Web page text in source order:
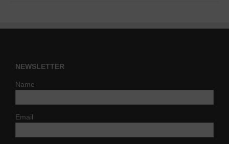
NEWSLETTER
Name
Email